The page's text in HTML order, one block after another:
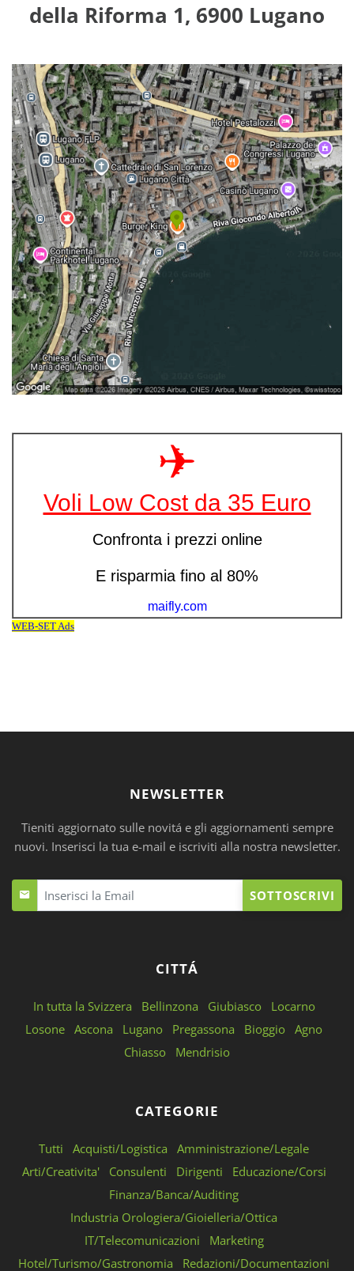
della Riforma 1, 6900 Lugano
NEWSLETTER
Tieniti aggiornato sulle novitá e gli aggiornamenti sempre
nuovi. Inserisci la tua e-mail e iscriviti alla nostra newsletter.
SOTTOSCRIVI
CITTÁ
In tutta la Svizzera Bellinzona Giubiasco
Locarno
Losone Ascona Lugano Pregassona Bioggio Agno
Chiasso
Mendrisio
CATEGORIE
Tutti Acquisti/Logistica
Amministrazione/Legale
Arti/Creativita'
Consulenti Dirigenti
Educazione/Corsi
Finanza/Banca/Auditing
Industria Orologiera/Gioielleria/Ottica
IT/Telecomunicazioni
Marketing
Hotel/Turismo/Gastronomia
Redazioni/Documentazioni